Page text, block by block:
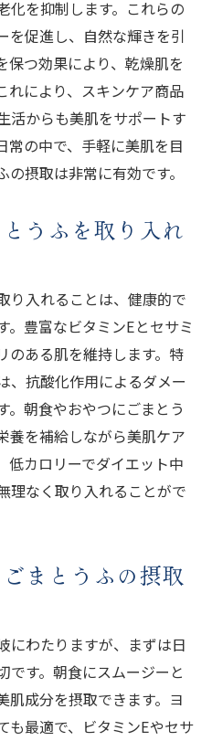
ごまとうふの力
で得られる長期的な効
叶える美肌の秘密を解明
作用で肌を守る
肌のバリア機能強化
る栄養成分の役割
で内側からのアプロー
の潤いを保つ方法
毎日のスキンケアルー
まとうふの活用法
分バランスを整える
分が肌に与える影響を
分とその美容効果
化を抑制します。これらの
を促進し、自然な輝きを引
保つ効果により、乾燥肌を
れにより、スキンケア商品
活からも美肌をサポートす
常の中で、手軽に美肌を目
摂取は非常に有効です。
うふを取り入れ
り入れることは、健康的で
。豊富なビタミンEとセサミ
のある肌を維持します。特
、抗酸化作用によるダメー
。朝食やおやつにごまとう
養を補給しながら美肌ケア
低カロリーでダイエット中
理なく取り入れることがで
まとうふの摂取
にわたりますが、まずは日
です。朝食にスムージーと
肌成分を摂取できます。ヨ
も最適で、ビタミンEやセサ